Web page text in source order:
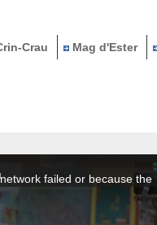
Crau Mag d'Ester